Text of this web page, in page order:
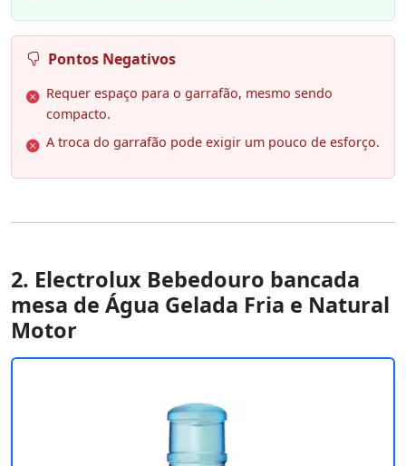
Pontos Negativos
Requer espaço para o garrafão, mesmo sendo
compacto.
A troca do garrafão pode exigir um pouco de esforço.
2. Electrolux Bebedouro bancada
mesa de Água Gelada Fria e Natural
Motor